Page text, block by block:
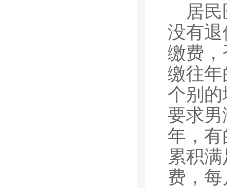
居
没有
缴费
缴往
个别
要求男
年，
累积
费，